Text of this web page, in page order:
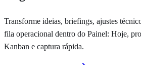
Transforme ideias, briefings, ajustes
fila operacional dentro do Painel: Hoje,
Kanban e captura rápida.